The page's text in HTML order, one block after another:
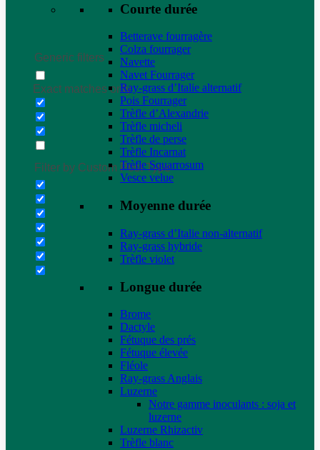
Generic filters
Exact matches only
Filter by Custom Post Type
Courte durée
Betterave fourragère
Colza fourrager
Navette
Navet Fourrager
Ray-grass d’Italie alternatif
Pois Fourrager
Trèfle d’Alexandrie
Trèfle micheli
Trèfle de perse
Trèfle Incarnat
Trèfle Squarrosum
Vesce velue
Moyenne durée
Ray-grass d’Italie non-alternatif
Ray-grass hybride
Trèfle violet
Longue durée
Brome
Dactyle
Fétuque des prés
Fétuque élevée
Fléole
Ray-grass Anglais
Luzerne
Notre gamme inoculants : soja et
luzerne
Luzerne Rhizactiv
Trèfle blanc